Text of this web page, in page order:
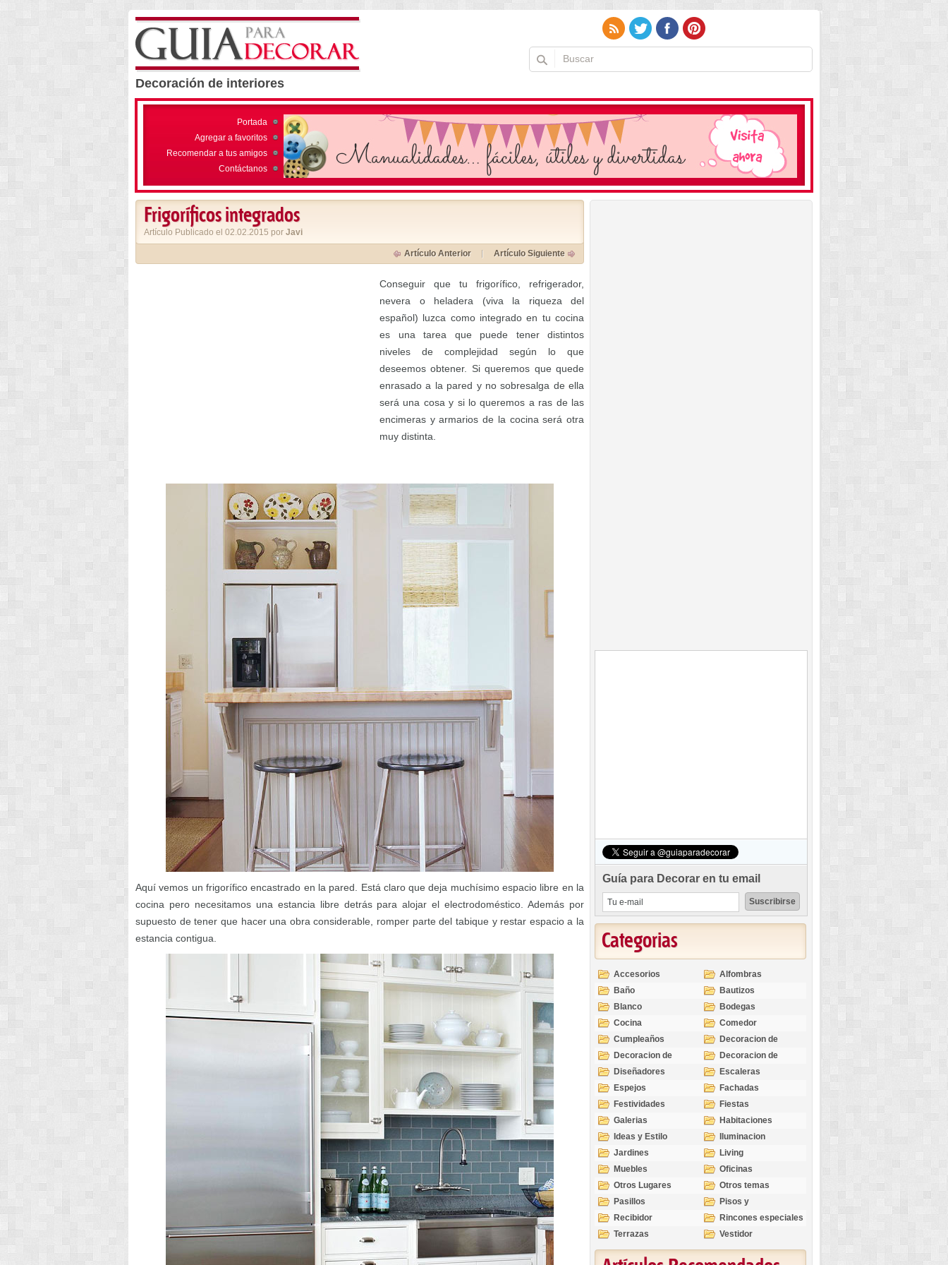
Decoración de interiores
Portada
Agregar a favoritos
Recomendar a tus amigos
Contáctanos
Frigoríficos integrados
Artículo Publicado el 02.02.2015 por Javi
Artículo Anterior Artículo Siguiente
Conseguir que tu frigorífico, refrigerador,
nevera o heladera (viva la riqueza del
español) luzca como integrado en tu cocina
es una tarea que puede tener distintos
niveles de complejidad según lo que
deseemos obtener. Si queremos que quede
enrasado a la pared y no sobresalga de ella
será una cosa y si lo queremos a ras de las
encimeras y armarios de la cocina será otra
muy distinta.
Aquí vemos un frigorífico encastrado en la pared. Está claro que deja muchísimo espacio libre en la
cocina pero necesitamos una estancia libre detrás para alojar el electrodoméstico. Además por
supuesto de tener que hacer una obra considerable, romper parte del tabique y restar espacio a la
estancia contigua.
Guía para Decorar en tu email
Categorias
Accesorios
Alfombras
Baño
Bautizos
Blanco
Bodegas
Cocina
Comedor
Cumpleaños
Decoracion de
Exteriores
Decoracion de
Interiores
Decoracion de
Ocasiones
Diseñadores
Escaleras
Espejos
Fachadas
Festividades
Fiestas
Galerias
Habitaciones
Ideas y Estilo
Iluminacion
Jardines
Living
Muebles
Oficinas
Otros Lugares
Otros temas
Pasillos
Pisos y
revestimientos
Recibidor
Rincones especiales
Terrazas
Vestidor